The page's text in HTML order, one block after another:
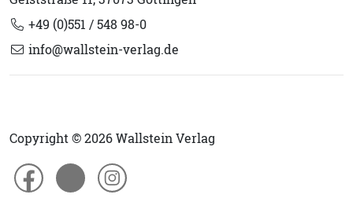
+49 (0)551 / 548 98-0
info@wallstein-verlag.de
Copyright © 2026 Wallstein Verlag